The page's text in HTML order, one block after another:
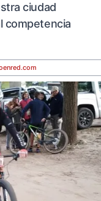
ciudad
competencia
.com